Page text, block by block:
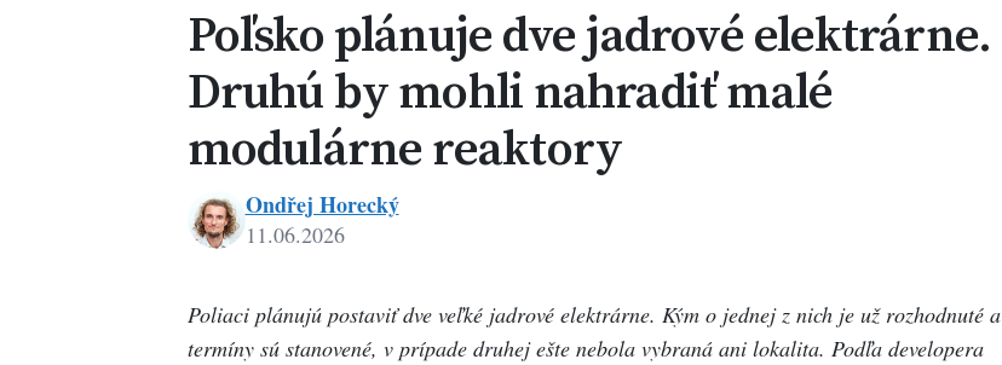
Poľsko plánuje dve jadrové elektrárne.
Druhú by mohli nahradiť malé
modulárne reaktory
Horecky
Ondřej Horecký
11.06.2026
Poliaci plánujú postaviť dve veľké jadrové elektrárne. Kým o jednej z nich je už rozhodnuté a
termíny sú stanovené, v prípade druhej ešte nebola vybraná ani lokalita. Podľa developera